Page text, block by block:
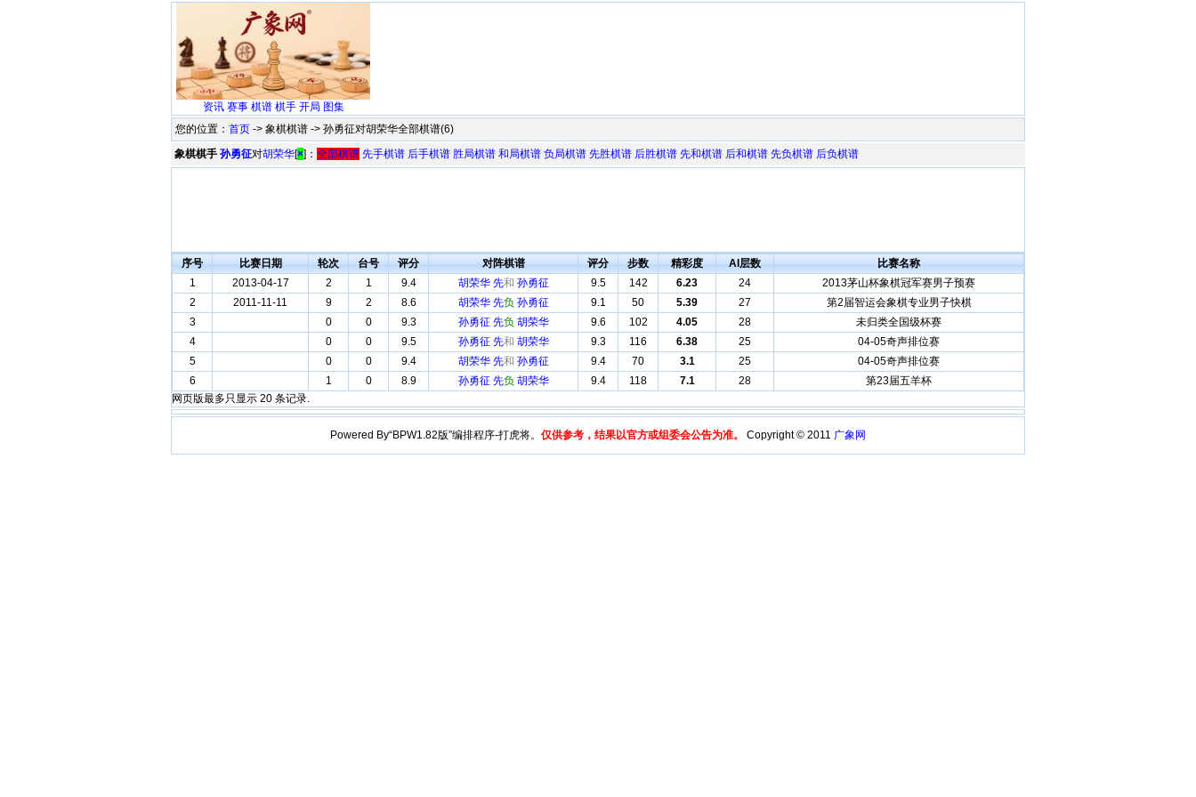
资讯 赛事 棋谱 棋手 开局 图集
您的位置： 首页 -> 象棋棋谱 -> 孙勇征对胡荣华全部棋谱(6)
象棋棋手 孙勇征对胡荣华[×]： 全部棋谱 先手棋谱 后手棋谱 胜局棋谱 和局棋谱 负局棋谱 先胜棋谱 后胜棋谱 先和棋谱 后和棋谱 先负棋谱 后负棋谱
序号 比赛日期 轮次 台号 评分 对阵棋谱 评分 步数 精彩度 AI层数
比赛名称
1
2013-04-17 2 1 9.4 胡荣华 先和 孙勇征 9.5 142 6.23 24
2013茅山杯象棋冠军赛男子预赛
2
2011-11-11 9 2 8.6 胡荣华 先负 孙勇征 9.1 50 5.39 27
第2届智运会象棋专业男子快棋
3
0 0 9.3 孙勇征 先负 胡荣华 9.6 102 4.05 28
未归类全国级杯赛
4
0 0 9.5 孙勇征 先和 胡荣华 9.3 116 6.38 25
04-05奇声排位赛
5
0 0 9.4 胡荣华 先和 孙勇征 9.4 70 3.1 25
04-05奇声排位赛
6
1 0 8.9 孙勇征 先负 胡荣华 9.4 118 7.1 28
第23届五羊杯
网页版最多只显示 20 条记录.
Powered By“BPW1.82版”编排程序-打虎将。 仅供参考，结果以官方或组委会公告为准。 Copyright © 2011 广象网